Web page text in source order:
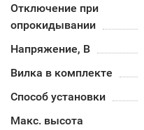
Отключение при
опрокидывании
Напряжение, В
Вилка в комплекте
Способ установки
Макс. высота